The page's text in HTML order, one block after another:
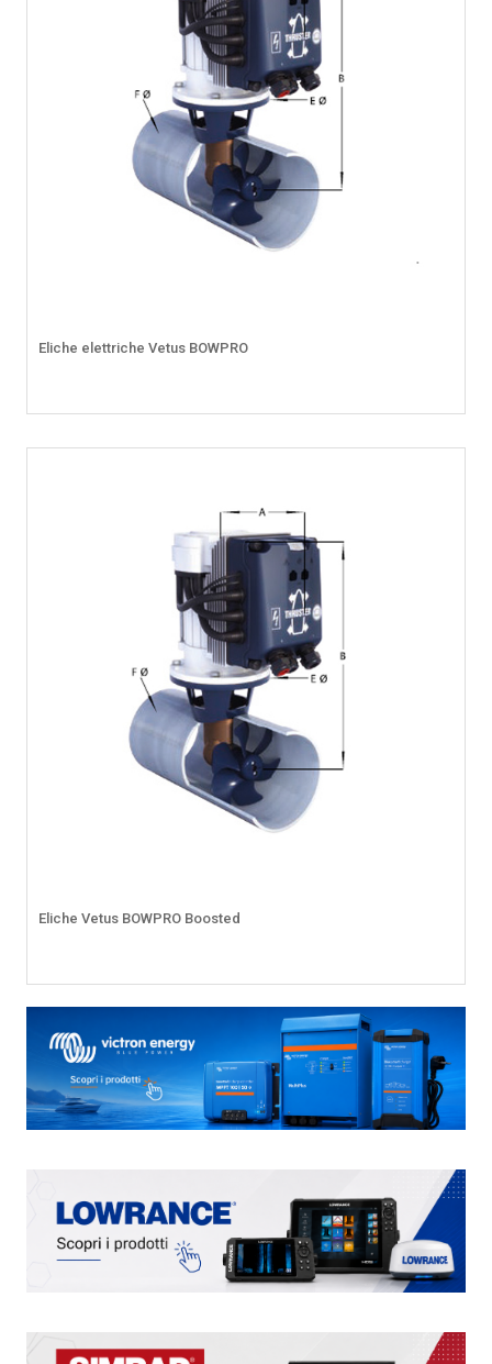
Eliche elettriche Vetus BOWPRO
Eliche Vetus BOWPRO Boosted